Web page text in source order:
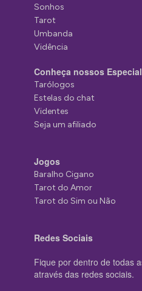
Sonhos
Tarot
Umbanda
Vidência
Conheça nossos
Tarólogos
Estelas do chat
Videntes
Seja um afiliado
Jogos
Baralho Cigano
Tarot do Amor
Tarot do Sim ou Não
Redes Sociais
Fique por dentro de todas
através das redes sociais.